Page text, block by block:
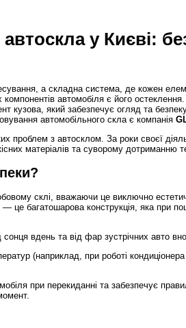
у Києві:
а складна система, де кожен
автомобіля є його
який забезпечує огляд та
автомобільного скла є компанія
проблем з автосклом. За роки своєї
матеріалів та суворому дотриманню
склі, вважаючи це виключно
це багатошарова конструкція, яка при
вдень та від фар зустрічних авто
(наприклад, при роботі
при перекиданні та забезпечує